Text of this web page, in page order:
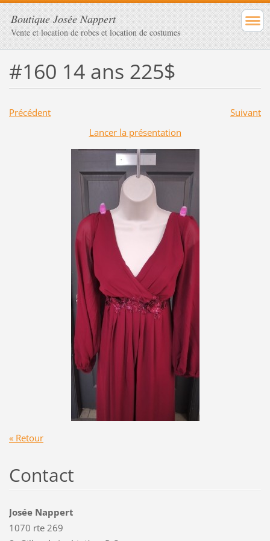
Boutique Josée Nappert
Vente et location de robes et location de costumes
#160 14 ans 225$
Précédent
Suivant
Lancer la présentation
« Retour
Contact
Josée Nappert
1070 rte 269